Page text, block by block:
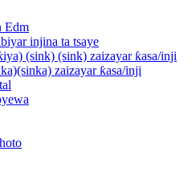
Edm
injina ta tsaye
(sink) (sink) zaizayar ƙasa/inji
zaizayar ƙasa/inji